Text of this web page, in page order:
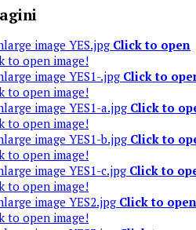
Click to open
to open image!
Click to
to open image!
Click to
to open image!
Click to
to open image!
Click to
to open image!
Click to open
to open image!